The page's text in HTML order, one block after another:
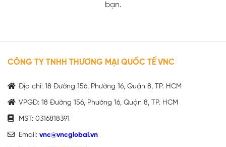
bạn.
CÔNG TY TNHH THƯƠNG MẠI QUỐC TẾ VNC
Địa chỉ: 18 Đường 156, Phường 16, Quận 8, TP. HCM
VPGD: 18 Đường 156, Phường 16, Quận 8, TP. HCM
MST: 0316818391
Email: vnc@vncglobal.vn